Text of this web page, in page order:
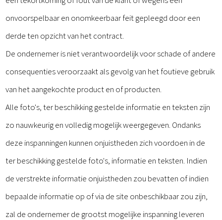
onvoorspelbaar en onomkeerbaar feit gepleegd door een
derde ten opzicht van het contract.
De ondernemer is niet verantwoordelijk voor schade of andere
consequenties veroorzaakt als gevolg van het foutieve gebruik
van het aangekochte product en of producten.
Alle foto's, ter beschikking gestelde informatie en teksten zijn
zo nauwkeurig en volledig mogelijk weergegeven. Ondanks
deze inspanningen kunnen onjuistheden zich voordoen in de
ter beschikking gestelde foto's, informatie en teksten. Indien
de verstrekte informatie onjuistheden zou bevatten of indien
bepaalde informatie op of via de site onbeschikbaar zou zijn,
zal de ondernemer de grootst mogelijke inspanning leveren